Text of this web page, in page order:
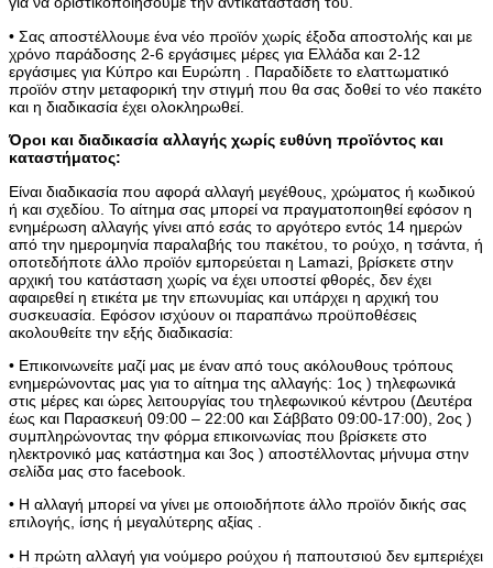
• Σας αποστέλλουμε ένα νέο προϊόν χωρίς έξοδα αποστολής και με
χρόνο παράδοσης 2-6 εργάσιμες μέρες για Ελλάδα και 2-12
εργάσιμες για Κύπρο και Ευρώπη . Παραδίδετε το ελαττωματικό
προϊόν στην μεταφορική την στιγμή που θα σας δοθεί το νέο πακέτο
και η διαδικασία έχει ολοκληρωθεί.
Όροι και διαδικασία αλλαγής χωρίς ευθύνη προϊόντος και
καταστήματος:
Είναι διαδικασία που αφορά αλλαγή μεγέθους, χρώματος ή κωδικού
ή και σχεδίου. Το αίτημα σας μπορεί να πραγματοποιηθεί εφόσον η
ενημέρωση αλλαγής γίνει από εσάς το αργότερο εντός 14 ημερών
από την ημερομηνία παραλαβής του πακέτου, το ρούχο, η τσάντα, ή
οποτεδήποτε άλλο προϊόν εμπορεύεται η Lamazi, βρίσκετε στην
αρχική του κατάσταση χωρίς να έχει υποστεί φθορές, δεν έχει
αφαιρεθεί η ετικέτα με την επωνυμίας και υπάρχει η αρχική του
συσκευασία. Εφόσον ισχύουν οι παραπάνω προϋποθέσεις
ακολουθείτε την εξής διαδικασία:
• Επικοινωνείτε μαζί μας με έναν από τους ακόλουθους τρόπους
ενημερώνοντας μας για το αίτημα της αλλαγής: 1ος ) τηλεφωνικά
στις μέρες και ώρες λειτουργίας του τηλεφωνικού κέντρου (Δευτέρα
έως και Παρασκευή 09:00 – 22:00 και Σάββατο 09:00-17:00), 2ος )
συμπληρώνοντας την φόρμα επικοινωνίας που βρίσκετε στο
ηλεκτρονικό μας κατάστημα και 3ος ) αποστέλλοντας μήνυμα στην
σελίδα μας στο facebook.
• Η αλλαγή μπορεί να γίνει με οποιοδήποτε άλλο προϊόν δικής σας
επιλογής, ίσης ή μεγαλύτερης αξίας .
• Η πρώτη αλλαγή για νούμερο ρούχου ή παπουτσιού δεν εμπεριέχει